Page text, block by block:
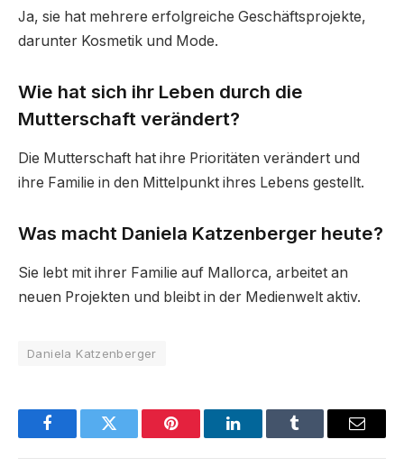
Ja, sie hat mehrere erfolgreiche Geschäftsprojekte,
darunter Kosmetik und Mode.
Wie hat sich ihr Leben durch die
Mutterschaft verändert?
Die Mutterschaft hat ihre Prioritäten verändert und
ihre Familie in den Mittelpunkt ihres Lebens gestellt.
Was macht Daniela Katzenberger heute?
Sie lebt mit ihrer Familie auf Mallorca, arbeitet an
neuen Projekten und bleibt in der Medienwelt aktiv.
Daniela Katzenberger
FacebookTwitter Pinterest LinkedInTumblr Email